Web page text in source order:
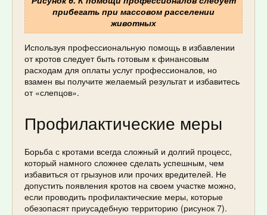
прибегать при массовом расселении
животных
Используя профессиональную помощь в избавлении
от кротов следует быть готовым к финансовым
расходам для оплаты услуг профессионалов, но
взамен вы получите желаемый результат и избавитесь
от «слепцов».
Профилактические меры
Борьба с кротами всегда сложный и долгий процесс,
который намного сложнее сделать успешным, чем
избавиться от грызунов или прочих вредителей. Не
допустить появления кротов на своем участке можно,
если проводить профилактические меры, которые
обезопасят приусадебную территорию (рисунок 7).